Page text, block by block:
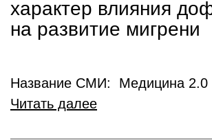
характер влияния
на развитие мигрени
Название СМИ: Медицина 2.0
Читать далее